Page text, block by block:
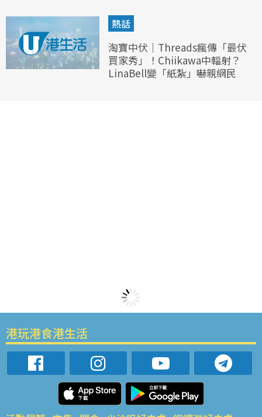
熱話
淘寶中伏｜Threads瘋傳「最伏
買家秀」！Chiikawa中輻射？
LinaBell變「紙紮」嚇親網民
港玩港食港生活